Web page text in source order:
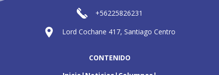
+56225826231
Lord Cochane 417, Santiago Centro
CONTENIDO